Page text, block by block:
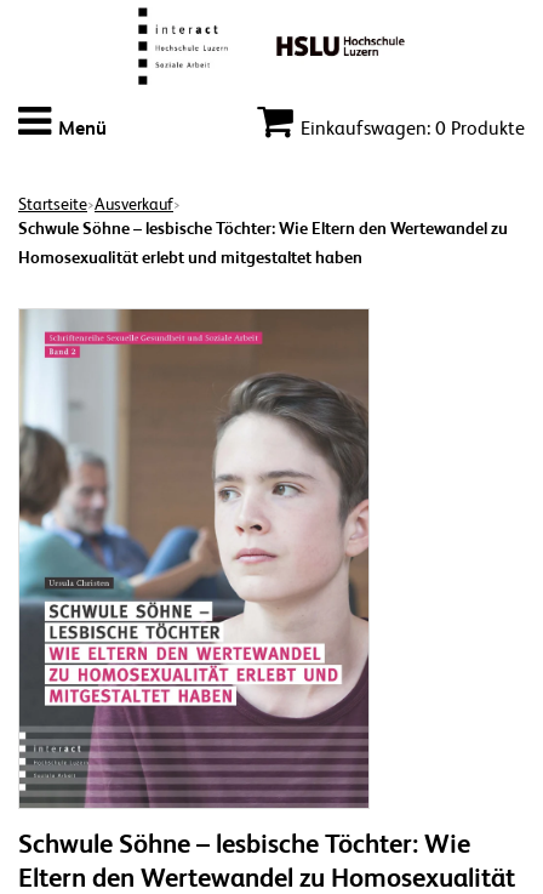
Menü Einkaufswagen: 0 Produkte
Startseite>Ausverkauf>
Schwule Söhne – lesbische Töchter: Wie Eltern den Wertewandel zu
Homosexualität erlebt und mitgestaltet haben
Schwule Söhne – lesbische Töchter: Wie
Eltern den Wertewandel zu Homosexualität